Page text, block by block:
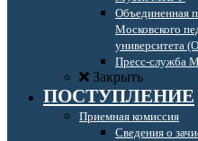
Объединенная
Московского
Пресс-служба
Закрыть
ПОСТУПЛЕНИЕ
Приемная комиссия
Сведения о